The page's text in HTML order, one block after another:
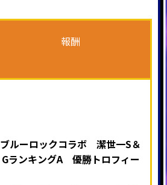
報酬
ブルーロックコラボ 潔世一S＆
GランキングA 優勝トロフィー